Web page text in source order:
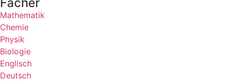
Fächer
Mathematik
Chemie
Physik
Biologie
Englisch
Deutsch